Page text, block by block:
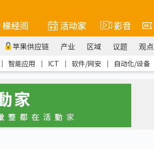
椽经阁 活动家 影音
苹果供应链 产业 区域 议题 观点
｜ 智能应用 ｜ ICT ｜ 软件/网安 ｜ 自动化/设备